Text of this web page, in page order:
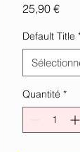
25,90 €Prix
Default Title
Quantité *